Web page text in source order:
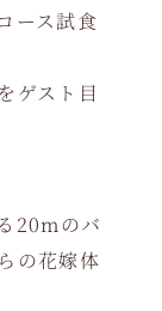
ース試食
ゲスト目
20mのバ
の花嫁体